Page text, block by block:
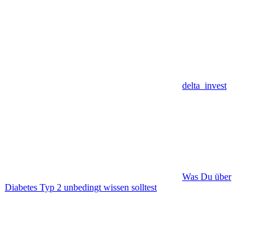
delta_invest
Was Du über
Diabetes Typ 2 unbedingt wissen solltest